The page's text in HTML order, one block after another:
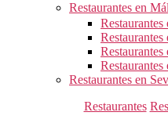
Restaurantes en
Restaurantes en
Restaurantes